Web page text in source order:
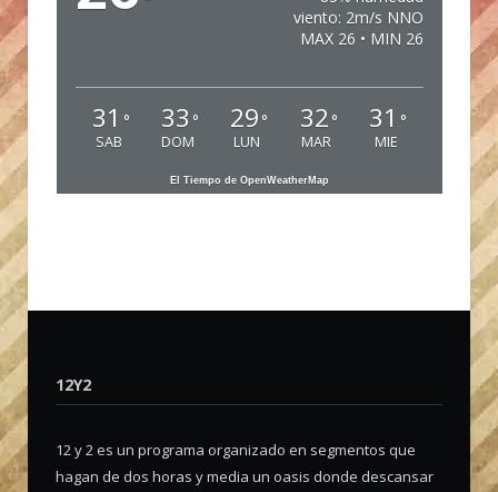
viento: 2m/s NNO
MAX 26 • MIN 26
31 °
SAB
33 °
DOM
29 °
LUN
32 °
MAR
31 °
MIE
El Tiempo de OpenWeatherMap
12Y2
12 y 2 es un programa organizado en segmentos que
hagan de dos horas y media un oasis donde descansar